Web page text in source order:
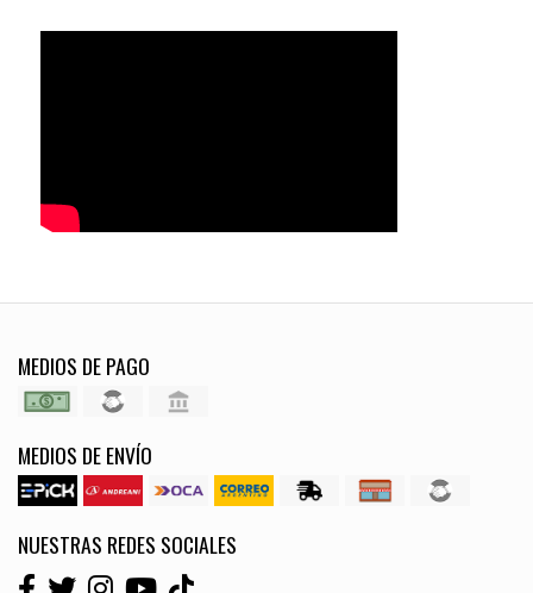
MEDIOS DE PAGO
MEDIOS DE ENVÍO
NUESTRAS REDES SOCIALES